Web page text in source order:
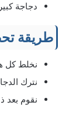
دجاجة كبيرة
طريقة
نخلط كل
نترك
نقوم بعد